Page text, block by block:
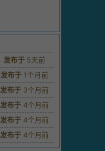
发布于 5天前
发布于 1个月前
发布于 3个月前
发布于 4个月前
发布于 4个月前
发布于 4个月前